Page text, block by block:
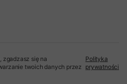
zgadzasz się na
twoich danych przez
Polityka
prywatności